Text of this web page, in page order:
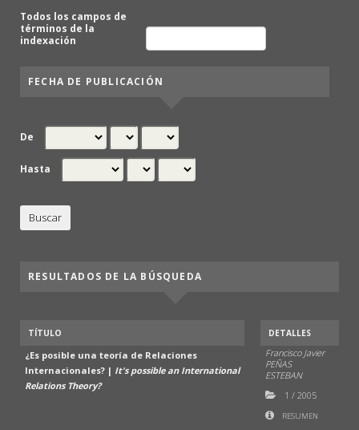
Todos los campos de
términos de la
indexación
FECHA DE PUBLICACIÓN
De
Hasta
RESULTADOS DE LA BÚSQUEDA
TÍTULO DETALLES
¿Es posible una teoría de Relaciones
Internacionales? | It's possible an International
Relations Theory?
Francisco Javier
PEÑAS
ESTEBAN
1 /2005
RESUMEN